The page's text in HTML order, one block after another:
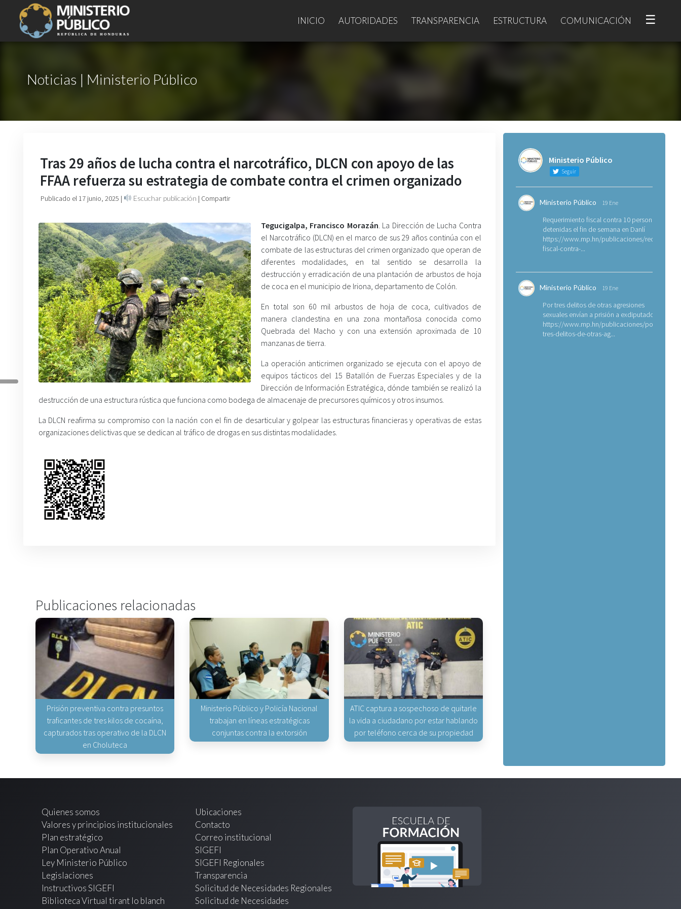
INICIO AUTORIDADES TRANSPARENCIA ESTRUCTURA COMUNICACIÓN ☰
Noticias | Ministerio Público
Tras 29 años de lucha contra el narcotráfico, DLCN con apoyo de las
FFAA refuerza su estrategia de combate contra el crimen organizado
Publicado el 17 junio, 2025 | Escuchar publicación | Compartir
Tegucigalpa, Francisco Morazán. La Dirección de Lucha Contra
el Narcotráfico (DLCN) en el marco de sus 29 años continúa con el
combate de las estructuras del crimen organizado que operan de
diferentes modalidades, en tal sentido se desarrolla la
destrucción y erradicación de una plantación de arbustos de hoja
de coca en el municipio de Iriona, departamento de Colón.
En total son 60 mil arbustos de hoja de coca, cultivados de
manera clandestina en una zona montañosa conocida como
Quebrada del Macho y con una extensión aproximada de 10
manzanas de tierra.
La operación anticrimen organizado se ejecuta con el apoyo de
equipos tácticos del 15 Batallón de Fuerzas Especiales y de la
Dirección de Información Estratégica, dónde también se realizó la
destrucción de una estructura rústica que funciona como bodega de almacenaje de precursores químicos y otros insumos.
La DLCN reafirma su compromiso con la nación con el fin de desarticular y golpear las estructuras financieras y operativas de estas
organizaciones delictivas que se dedican al tráfico de drogas en sus distintas modalidades.
Publicaciones relacionadas
Prisión preventiva contra presuntos
traficantes de tres kilos de cocaína,
capturados tras operativo de la DLCN
en Choluteca
Ministerio Público y Policía Nacional
trabajan en líneas estratégicas
conjuntas contra la extorsión
ATIC captura a sospechoso de quitarle
la vida a ciudadano por estar hablando
por teléfono cerca de su propiedad
Ministerio Público
Seguir
Ministerio Público 19 Ene
Requerimiento fiscal contra 10 personas
detenidas el fin de semana en Danlí
https://www.mp.hn/publicaciones/
fiscal-contra-...
Ministerio Público 19 Ene
Por tres delitos de otras agresiones
sexuales envían a prisión a exdiputado
https://www.mp.hn/publicaciones/por-
tres-delitos-de-otras-ag...
Quienes somos
Valores y principios institucionales
Plan estratégico
Plan Operativo Anual
Ley Ministerio Público
Legislaciones
Instructivos SIGEFI
Biblioteca Virtual tirant lo blanch
Ubicaciones
Contacto
Correo institucional
SIGEFI
SIGEFI Regionales
Transparencia
Solicitud de Necesidades Regionales
Solicitud de Necesidades